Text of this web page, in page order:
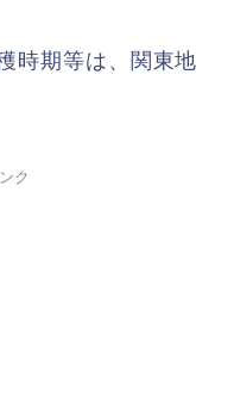
時期等は、関東地
ク